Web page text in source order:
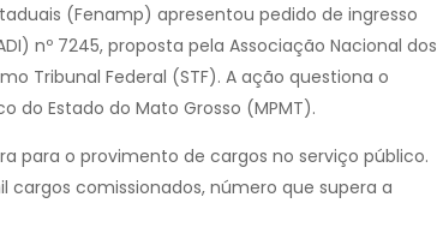
(Fenamp) apresentou pedido de ingresso
nº 7245, proposta pela Associação Nacional dos
Tribunal Federal (STF). A ação questiona o
do Estado do Mato Grosso (MPMT).
para o provimento de cargos no serviço público.
cargos comissionados, número que supera a